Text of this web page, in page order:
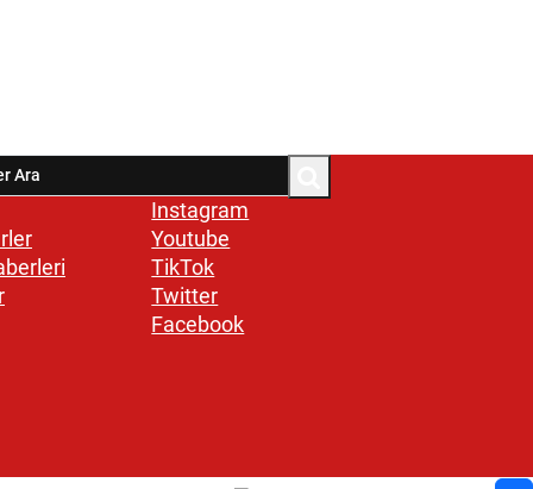
Instagram
Youtube
TikTok
Twitter
Facebook